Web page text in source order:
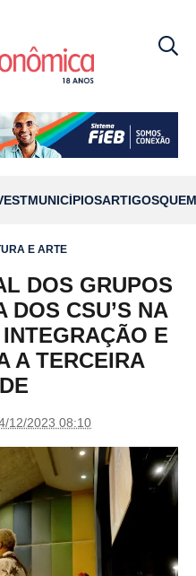
MUNICÍPIOSARTIGOS
E ARTE
DOS GRUPOS
DOS CSU’S NA
E
A TERCEIRA
12/2023 08:10